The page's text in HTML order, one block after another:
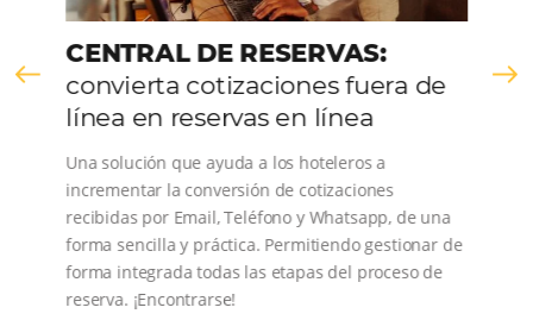
que sigue las mejores prácticas de UI
UX, en constante evolución.
Úselo junto con el